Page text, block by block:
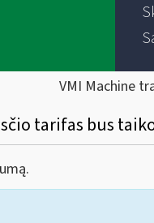
VMI Machine
tarifas bus